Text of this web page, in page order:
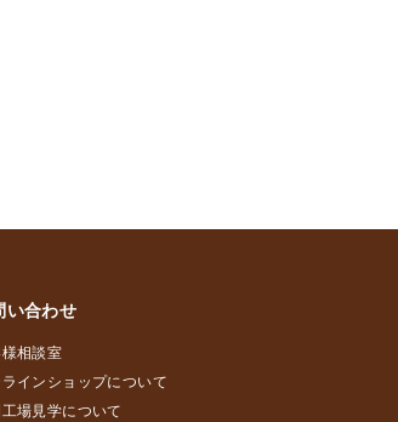
い合わせ
相談室
インショップについて
場見学について